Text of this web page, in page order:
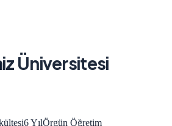
Üniversitesi
6YılÖrgün Öğretim